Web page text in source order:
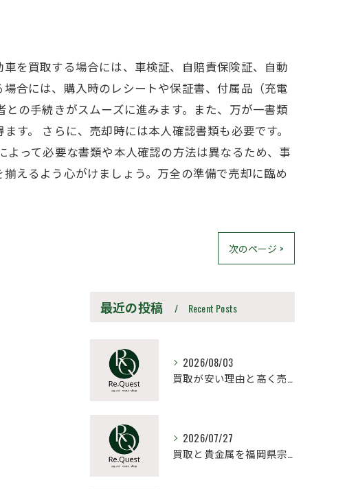
を買取する場合には、車検証、自賠責保険証、自動
合には、購入時のレシートや保証書、付属品（充電
の手続きがスムーズに進みます。また、万が一書類
す。 さらに、売却時には本人確認書類も必要です。
って必要な書類や本人確認の方法は異なるため、事
えるよう心がけましょう。万全の準備で売却に臨め
次のページ >
最近の投稿 Recent Posts
2026/08/03
買取が安い理由と高く売るための見極め方と相場比較法
2026/07/27
買取と貴金属を福岡県宗像市朝倉市で納得価格にするポイントと高値売却の極意